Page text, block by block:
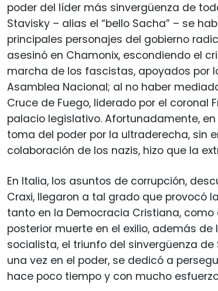
poder del líder más sinvergüenza de
Stavisky – alias el “bello Sacha” – se
principales personajes del gobierno
asesinó en Chamonix, escondiendo el
marcha de los fascistas, apoyados por
Asamblea Nacional; al no haber
Cruce de Fuego, liderado por el coronal
palacio legislativo. Afortunadamente,
toma del poder por la ultraderecha, sin
colaboración de los nazis, hizo que la
En Italia, los asuntos de corrupción,
Craxi, llegaron a tal grado que provocó
tanto en la Democracia Cristiana, como
posterior muerte en el exilio, además
socialista, el triunfo del sinvergüenza de
una vez en el poder, se dedicó a
hace poco tiempo y con mucho